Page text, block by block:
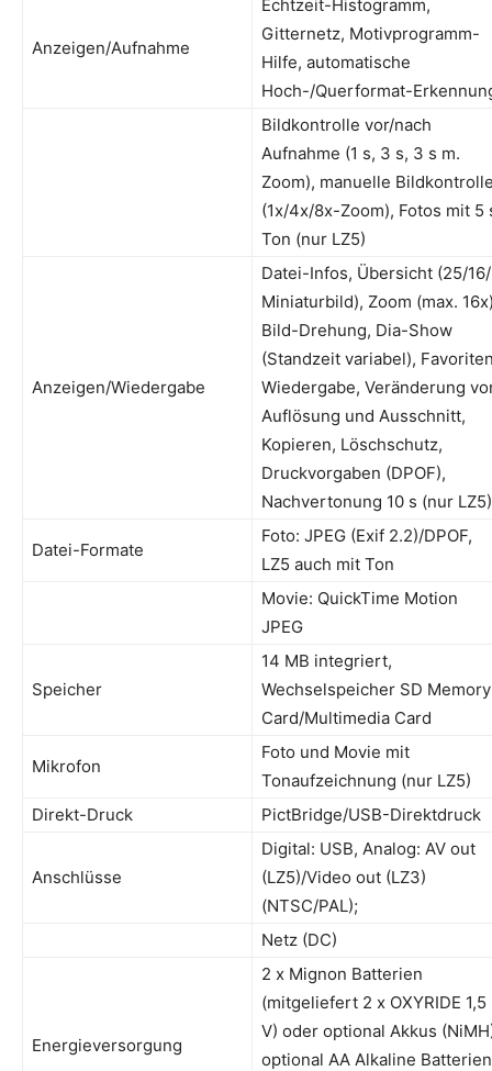
Anzeigen/Aufnahme
Echtzeit-Histogramm,
Gitternetz, Motivprogramm-
Hilfe, automatische
Hoch-/Querformat-
Bildkontrolle vor/nach
Aufnahme (1 s, 3 s, 3 s m.
Zoom), manuelle
(1x/4x/8x-Zoom), Fotos mit 5
Ton (nur LZ5)
Anzeigen/Wiedergabe
Datei-Infos, Übersicht (25/
Miniaturbild), Zoom (max.
Bild-Drehung, Dia-Show
(Standzeit variabel),
Wiedergabe, Veränderung
Auflösung und Ausschnitt,
Kopieren, Löschschutz,
Druckvorgaben (DPOF),
Nachvertonung 10 s (nur LZ5)
Datei-Formate
Foto: JPEG (Exif 2.2)/DPOF,
LZ5 auch mit Ton
Movie: QuickTime Motion
JPEG
Speicher
14 MB integriert,
Wechselspeicher SD Memory
Card/Multimedia Card
Mikrofon
Foto und Movie mit
Tonaufzeichnung (nur LZ5)
Direkt-Druck
PictBridge/USB-Direktdruck
Anschlüsse
Digital: USB, Analog: AV out
(LZ5)/Video out (LZ3)
(NTSC/PAL);
Netz (DC)
Energieversorgung
2 x Mignon Batterien
(mitgeliefert 2 x OXYRIDE 1,5
V) oder optional Akkus
optional AA Alkaline